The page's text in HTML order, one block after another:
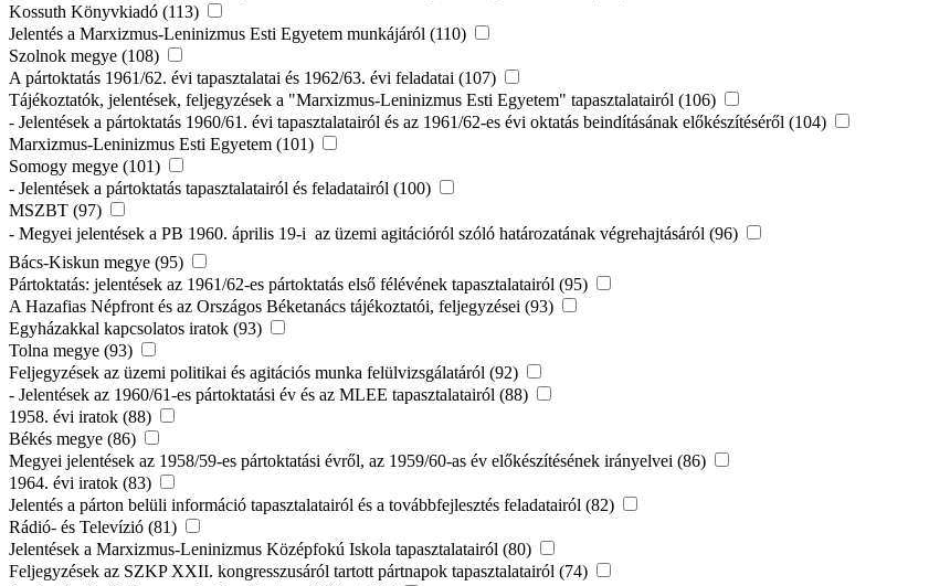
Kossuth Könyvkiadó (113)
Jelentés a Marxizmus-Leninizmus Esti Egyetem munkájáról (110)
Szolnok megye (108)
A pártoktatás 1961/62. évi tapasztalatai és 1962/63. évi feladatai (107)
Tájékoztatók, jelentések, feljegyzések a "Marxizmus-Leninizmus Esti Egyetem" tapasztalatairól (106)
- Jelentések a pártoktatás 1960/61. évi tapasztalatairól és az 1961/62-es évi oktatás beindításának előkészítéséről (104)
Marxizmus-Leninizmus Esti Egyetem (101)
Somogy megye (101)
- Jelentések a pártoktatás tapasztalatairól és feladatairól (100)
MSZBT (97)
- Megyei jelentések a PB 1960. április 19-i  az üzemi agitációról szóló határozatának végrehajtásáról (96)
Bács-Kiskun megye (95)
Pártoktatás: jelentések az 1961/62-es pártoktatás első félévének tapasztalatairól (95)
A Hazafias Népfront és az Országos Béketanács tájékoztatói, feljegyzései (93)
Egyházakkal kapcsolatos iratok (93)
Tolna megye (93)
Feljegyzések az üzemi politikai és agitációs munka felülvizsgálatáról (92)
- Jelentések az 1960/61-es pártoktatási év és az MLEE tapasztalatairól (88)
1958. évi iratok (88)
Békés megye (86)
Megyei jelentések az 1958/59-es pártoktatási évről, az 1959/60-as év előkészítésének irányelvei (86)
1964. évi iratok (83)
Jelentés a párton belüli információ tapasztalatairól és a továbbfejlesztés feladatairól (82)
Rádió- és Televízió (81)
Jelentések a Marxizmus-Leninizmus Középfokú Iskola tapasztalatairól (80)
Feljegyzések az SZKP XXII. kongresszusáról tartott pártnapok tapasztalatairól (74)